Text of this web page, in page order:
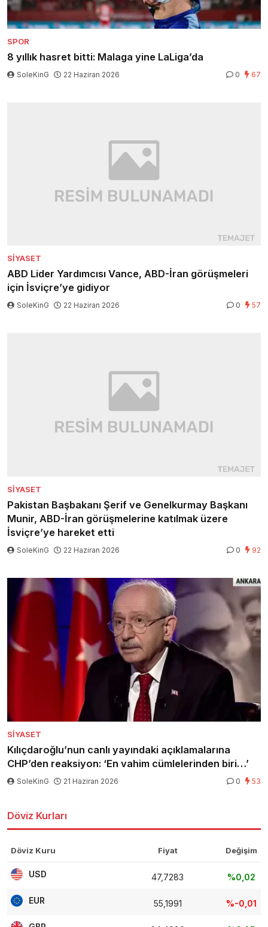
SPOR
8 yıllık hasret bitti: Malaga yine LaLiga’da
SoleKinG 22 Haziran 2026 0 67
SIYASET
ABD Lider Yardımcısı Vance, ABD-İran görüşmeleri
için İsviçre’ye gidiyor
SoleKinG 22 Haziran 2026 0 57
SIYASET
Pakistan Başbakanı Şerif ve Genelkurmay Başkanı
Munir, ABD-İran görüşmelerine katılmak üzere
İsviçre’ye hareket etti
SoleKinG 22 Haziran 2026 0 92
SIYASET
Kılıçdaroğlu’nun canlı yayındaki açıklamalarına
CHP’den reaksiyon: ‘En vahim cümlelerinden biri…’
SoleKinG 21 Haziran 2026 0 53
Döviz Kurları
Döviz Kuru Fiyat Değişim
USD 47,7283 %0,02
EUR 55,1991 %-0,01